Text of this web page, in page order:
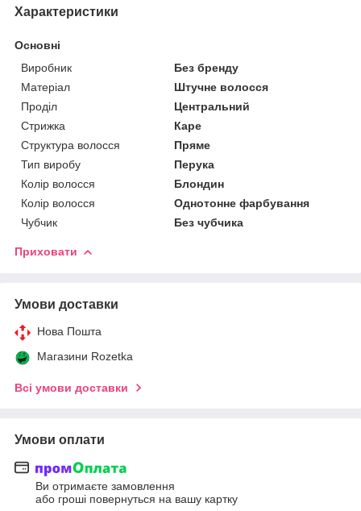
Характеристики
Основні
Виробник
Без бренду
Матеріал
Штучне волосся
Проділ
Центральний
Стрижка
Каре
Структура волосся
Пряме
Тип виробу
Перука
Колір волосся
Блондин
Колір волосся
Однотонне фарбування
Чубчик
Без чубчика
Приховати
Умови доставки
Нова Пошта
Магазини Rozetka
Всі умови доставки
Умови оплати
Ви отримаєте замовлення
або гроші повернуться на вашу картку